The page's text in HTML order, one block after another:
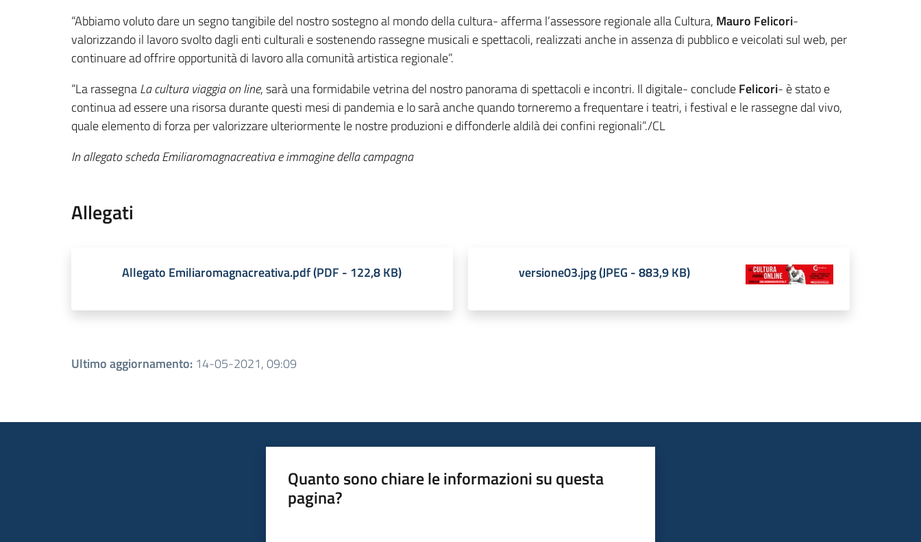
“Abbiamo voluto dare un segno tangibile del nostro sostegno al mondo della cultura- afferma l’assessore regionale alla Cultura, Mauro Felicori-
valorizzando il lavoro svolto dagli enti culturali e sostenendo rassegne musicali e spettacoli, realizzati anche in assenza di pubblico e veicolati sul web, per
continuare ad offrire opportunità di lavoro alla comunità artistica regionale”.
“La rassegnaLa cultura viaggia on line, sarà una formidabile vetrina del nostro panorama di spettacoli e incontri. Il digitale- concludeFelicori- è stato e
continua ad essere una risorsa durante questi mesi di pandemia e lo sarà anche quando torneremo a frequentare i teatri, i festival e le rassegne dal vivo,
quale elemento di forza per valorizzare ulteriormente le nostre produzioni e diffonderle aldilà dei confini regionali”./CL
In allegato scheda Emiliaromagnacreativa e immagine della campagna
Allegati
Allegato Emiliaromagnacreativa.pdf(PDF - 122,8 KB) versione03.jpg(JPEG -883,9 KB)
Ultimo aggiornamento: 14-05-2021, 09:09
Quanto sono chiare le informazioni su questa
pagina?